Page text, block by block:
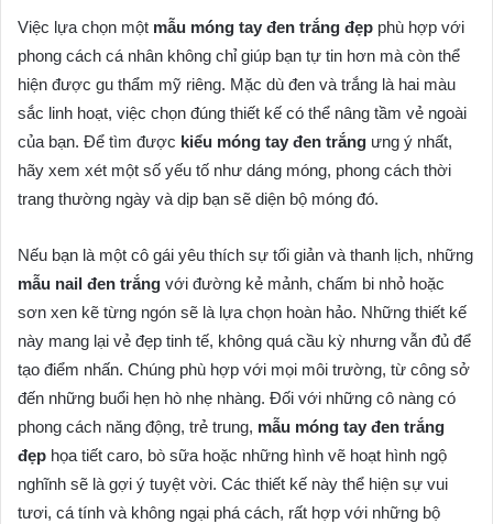
Việc lựa chọn một mẫu móng tay đen trắng đẹp phù hợp với
phong cách cá nhân không chỉ giúp bạn tự tin hơn mà còn thể
hiện được gu thẩm mỹ riêng. Mặc dù đen và trắng là hai màu
sắc linh hoạt, việc chọn đúng thiết kế có thể nâng tầm vẻ ngoài
của bạn. Để tìm được kiểu móng tay đen trắng ưng ý nhất,
hãy xem xét một số yếu tố như dáng móng, phong cách thời
trang thường ngày và dịp bạn sẽ diện bộ móng đó.
Nếu bạn là một cô gái yêu thích sự tối giản và thanh lịch, những
mẫu nail đen trắng với đường kẻ mảnh, chấm bi nhỏ hoặc
sơn xen kẽ từng ngón sẽ là lựa chọn hoàn hảo. Những thiết kế
này mang lại vẻ đẹp tinh tế, không quá cầu kỳ nhưng vẫn đủ để
tạo điểm nhấn. Chúng phù hợp với mọi môi trường, từ công sở
đến những buổi hẹn hò nhẹ nhàng. Đối với những cô nàng có
phong cách năng động, trẻ trung, mẫu móng tay đen trắng
đẹp họa tiết caro, bò sữa hoặc những hình vẽ hoạt hình ngộ
nghĩnh sẽ là gợi ý tuyệt vời. Các thiết kế này thể hiện sự vui
tươi, cá tính và không ngại phá cách, rất hợp với những bộ